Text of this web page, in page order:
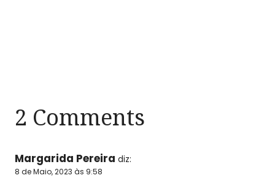
2 Comments
Margarida Pereira diz:
8 de Maio, 2023 às 9:58